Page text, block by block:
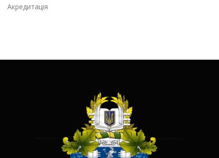
Акредитація